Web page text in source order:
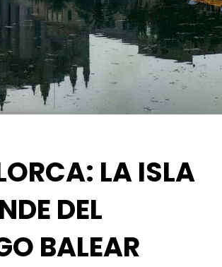
LA ISLA
DEL
BALEAR